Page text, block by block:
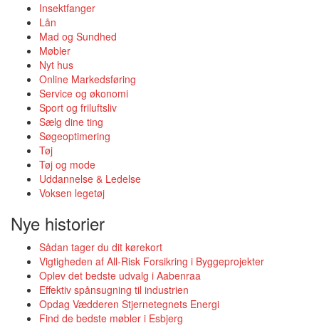
Insektfanger
Lån
Mad og Sundhed
Møbler
Nyt hus
Online Markedsføring
Service og økonomi
Sport og friluftsliv
Sælg dine ting
Søgeoptimering
Tøj
Tøj og mode
Uddannelse & Ledelse
Voksen legetøj
Nye historier
Sådan tager du dit kørekort
Vigtigheden af All-Risk Forsikring i Byggeprojekter
Oplev det bedste udvalg i Aabenraa
Effektiv spånsugning til industrien
Opdag Vædderen Stjernetegnets Energi
Find de bedste møbler i Esbjerg